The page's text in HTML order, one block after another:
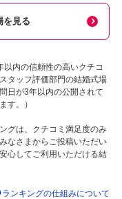
を見る
内の信頼性の高いクチコ
タッフ評価部門の結婚式場
日が3年以内の公開されて
す。）
グは、クチコミ満足度のみ
なさまからご投稿いただい
心してご利用いただける結
ランキングの仕組みについて